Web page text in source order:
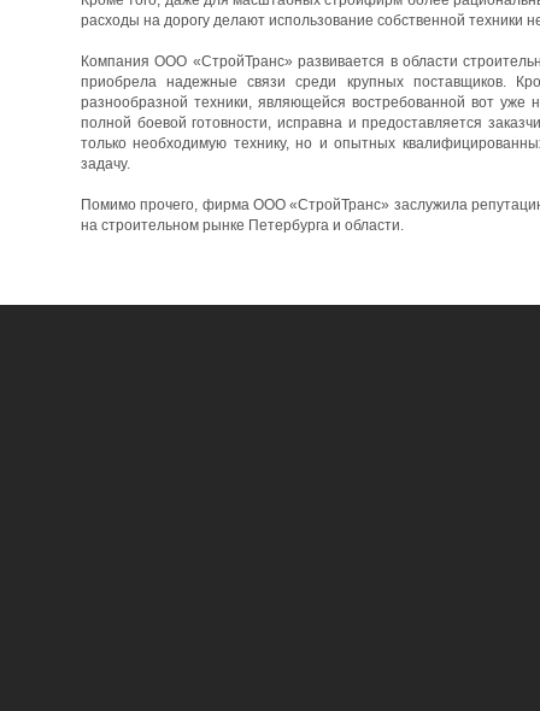
расходы на дорогу делают использование собственной техники
Компания ООО «СтройТранс» развивается в области
приобрела надежные связи среди крупных поставщиков.
разнообразной техники, являющейся востребованной вот уже
полной боевой готовности, исправна и предоставляется
только необходимую технику, но и опытных
задачу.
Помимо прочего, фирма ООО «СтройТранс» заслужила
на строительном рынке Петербурга и области.